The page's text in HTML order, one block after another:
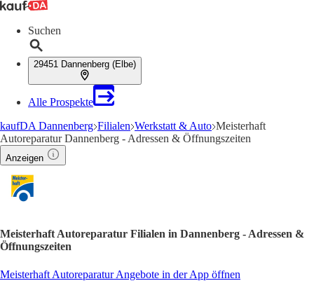
Suchen
29451 Dannenberg (Elbe)
Alle Prospekte
kaufDA Dannenberg Filialen Werkstatt & Auto Meisterhaft
Autoreparatur Dannenberg - Adressen & Öffnungszeiten
Anzeigen
Meisterhaft Autoreparatur Filialen in Dannenberg - Adressen &
Öffnungszeiten
Meisterhaft Autoreparatur Angebote in der App öffnen